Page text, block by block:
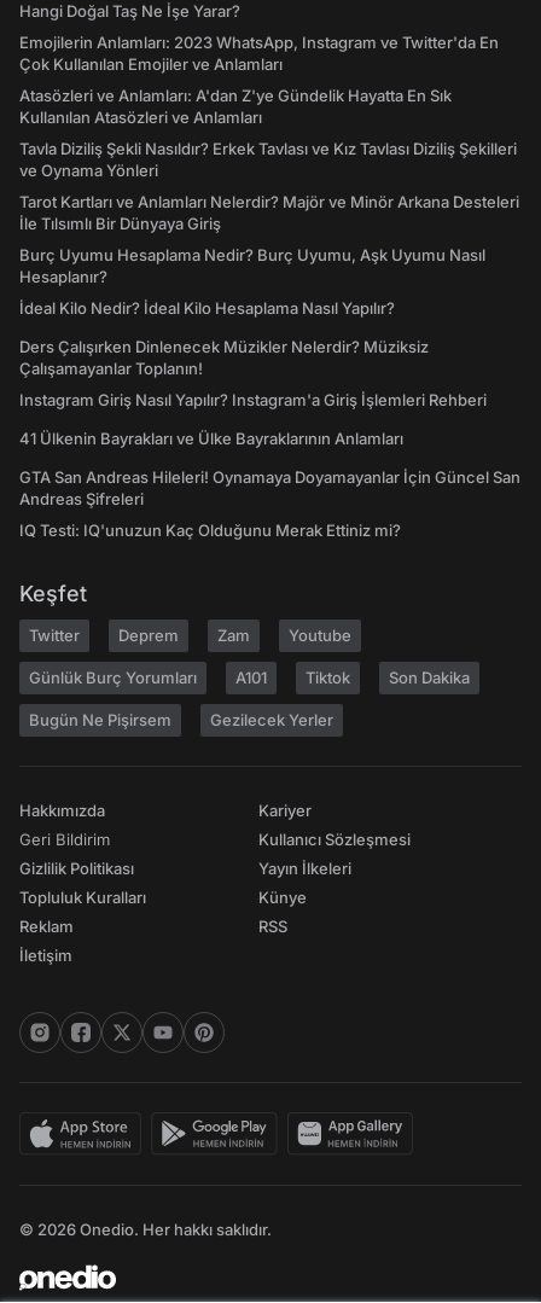
Hangi Doğal Taş Ne İşe Yarar?
Emojilerin Anlamları: 2023 WhatsApp, Instagram ve Twitter'da En
Çok Kullanılan Emojiler ve Anlamları
Atasözleri ve Anlamları: A'dan Z'ye Gündelik Hayatta En Sık
Kullanılan Atasözleri ve Anlamları
Tavla Diziliş Şekli Nasıldır? Erkek Tavlası ve Kız Tavlası Diziliş Şekilleri
ve Oynama Yönleri
Tarot Kartları ve Anlamları Nelerdir? Majör ve Minör Arkana Desteleri
İle Tılsımlı Bir Dünyaya Giriş
Burç Uyumu Hesaplama Nedir? Burç Uyumu, Aşk Uyumu Nasıl
Hesaplanır?
İdeal Kilo Nedir? İdeal Kilo Hesaplama Nasıl Yapılır?
Ders Çalışırken Dinlenecek Müzikler Nelerdir? Müziksiz
Çalışamayanlar Toplanın!
Instagram Giriş Nasıl Yapılır? Instagram'a Giriş İşlemleri Rehberi
41 Ülkenin Bayrakları ve Ülke Bayraklarının Anlamları
GTA San Andreas Hileleri! Oynamaya Doyamayanlar İçin Güncel San
Andreas Şifreleri
IQ Testi: IQ'unuzun Kaç Olduğunu Merak Ettiniz mi?
Keşfet
Twitter Deprem Zam Youtube
Günlük Burç Yorumları A101 Tiktok Son Dakika
Bugün Ne Pişirsem Gezilecek Yerler
Hakkımızda
Geri Bildirim
Gizlilik Politikası
Topluluk Kuralları
Reklam
İletişim
Kariyer
Kullanıcı Sözleşmesi
Yayın İlkeleri
Künye
RSS
© 2026 Onedio. Her hakkı saklıdır.